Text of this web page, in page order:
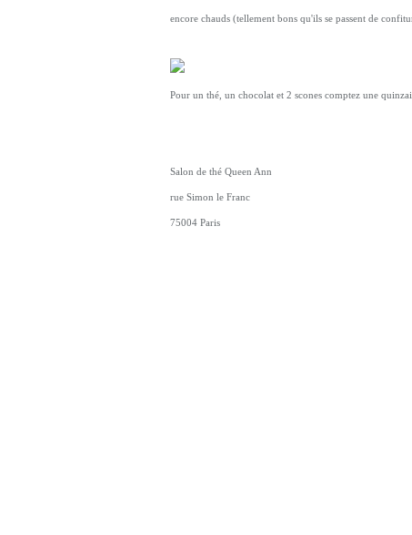
encore chauds (tellement bons qu'ils se passent de
Pour un thé, un chocolat et 2 scones comptez une
Salon de thé Queen Ann
rue Simon le Franc
75004 Paris